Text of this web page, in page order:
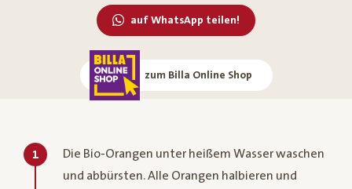
auf WhatsApp teilen!
zum Billa Online Shop
1
Die Bio-Orangen unter heißem Wasser waschen
und abbürsten. Alle Orangen halbieren und